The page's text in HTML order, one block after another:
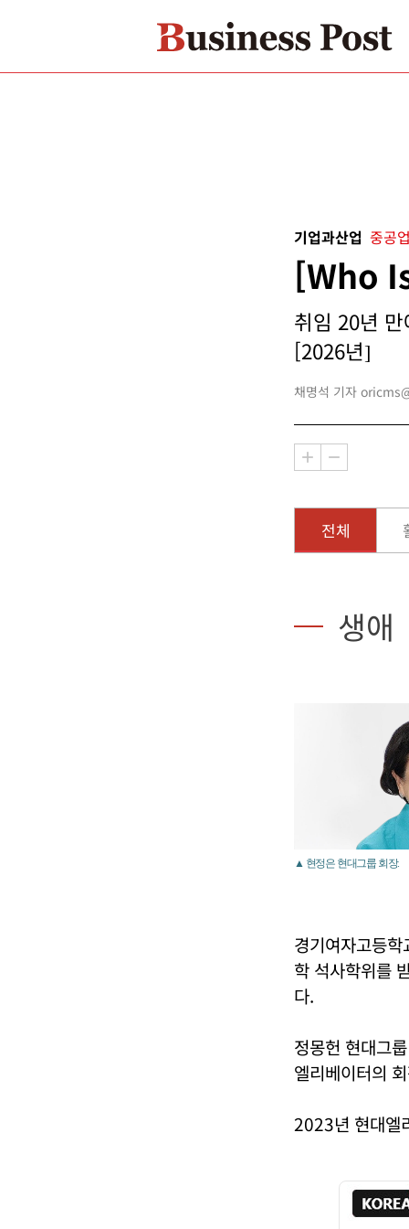
기업과산업 중공
[Who
취임 20년
[2026년]
채명석 기자
전체
생애
▲ 현정은 현대그룹 회장.
경기여자고등
학 석사학위를
다.
정몽헌 현대그
엘리베이터의
2023년 현대엘